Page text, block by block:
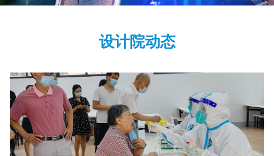
设计院动态